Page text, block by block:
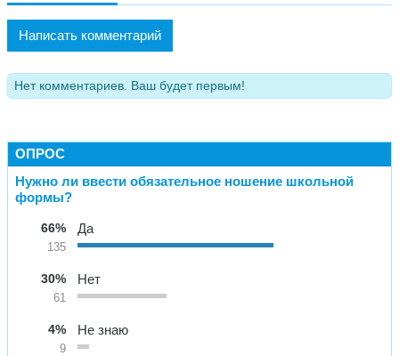
Написать комментарий
Нет комментариев. Ваш будет первым!
ОПРОС
Нужно ли ввести обязательное ношение школьной
формы?
66%
135
Да
30%
61
Нет
4%
9
Не знаю